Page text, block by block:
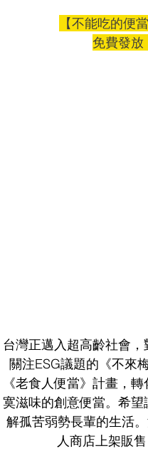
【不能吃的便
免費發放
台灣正邁入超高齡社會
關注ESG議題的《不來
《老食人便當》計畫，
寞滋味的創意便當。希
解孤苦弱勢長輩的生活
人商店上架販